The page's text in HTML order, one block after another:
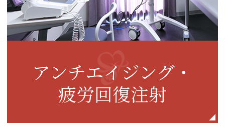
アンチエイジング・
疲労回復注射